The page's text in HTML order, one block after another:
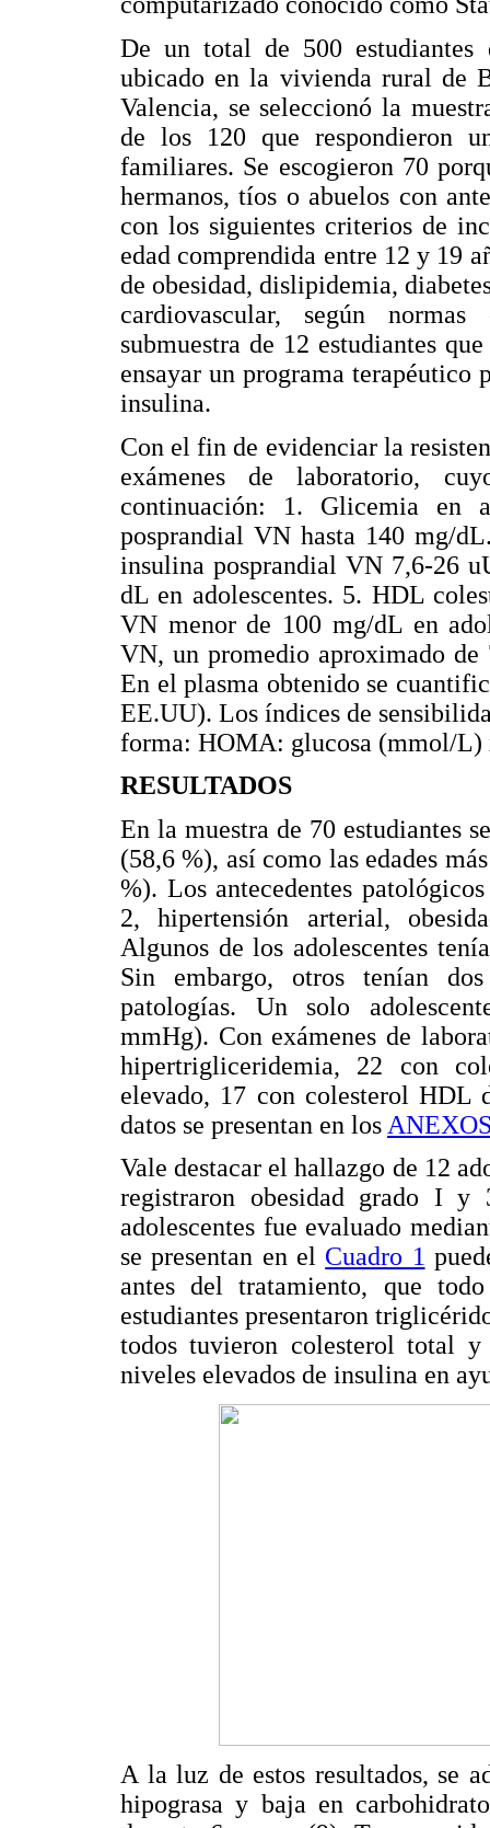
De un total de 500 estudiantes
ubicado en la vivienda rural de
Valencia, se seleccionó la
de los 120 que respondieron
familiares. Se escogieron 70
hermanos, tíos o abuelos con
con los siguientes criterios de
edad comprendida entre 12 y 19
de obesidad, dislipidemia,
cardiovascular, según
submuestra de 12 estudiantes
ensayar un programa terapéutico
insulina.
Con el fin de evidenciar la
exámenes de laboratorio,
continuación: 1. Glicemia en
posprandial VN hasta 140 mg/
insulina posprandial VN 7,6-26
dL en adolescentes. 5. HDL
VN menor de 100 mg/dL en
VN, un promedio aproximado
En el plasma obtenido se
EE.UU). Los índices de
forma: HOMA: glucosa (mmol/L)
RESULTADOS
En la muestra de 70 estudiantes
(58,6 %), así como las edades
%). Los antecedentes
2, hipertensión arterial,
Algunos de los adolescentes
Sin embargo, otros tenían
patologías. Un solo
mmHg). Con exámenes de
hipertrigliceridemia, 22 con
elevado, 17 con colesterol HDL
datos se presentan en los
Vale destacar el hallazgo de 12
registraron obesidad grado I
adolescentes fue evaluado
se presentan en el Cuadro 1
antes del tratamiento, que
estudiantes presentaron
todos tuvieron colesterol total
niveles elevados de insulina en
A la luz de estos resultados, se
hipograsa y baja en